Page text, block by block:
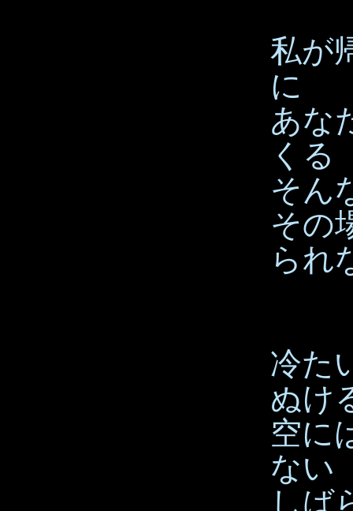
私が
に
あな
くる
そん
その
られ
冷た
ぬけ
空に
ない
しば